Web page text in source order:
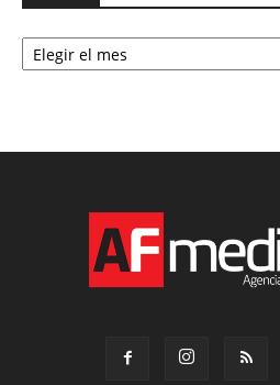
Archivo